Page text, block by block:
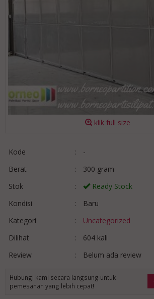
klik full size
Kode :
-
Berat
:
300 gram
Stok
:
Ready Stock
Kondisi
:
Baru
Kategori
:
Uncategorized
Dilihat
:
604 kali
Review
: Belum ada review
Hubungi kami secara langsung untuk
pemesanan yang lebih cepat!